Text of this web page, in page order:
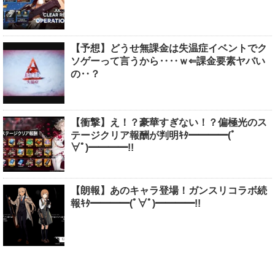
【予想】どうせ無課金は失温症イベントでク
ソゲーって言うから‥‥ｗ⇐課金要素ヤバい
の‥？
【衝撃】え！？豪華すぎない！？偏極光のス
テージクリア報酬が判明ｷﾀ━━━━(ﾟ
∀ﾟ)━━━━!!
【朗報】あのキャラ登場！ガンスリコラボ続
報ｷﾀ━━━━(ﾟ∀ﾟ)━━━━!!